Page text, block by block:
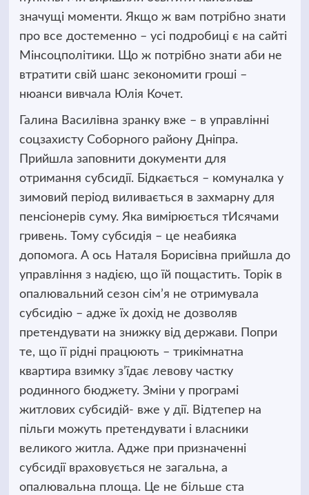
значущі моменти. Якщо ж вам потрібно знати
про все достеменно – усі подробиці є на сайті
Мінсоцполітики. Що ж потрібно знати аби не
втратити свій шанс зекономити гроші –
нюанси вивчала Юлія Кочет.
Галина Василівна зранку вже – в управлінні
соцзахисту Соборного району Дніпра.
Прийшла заповнити документи для
отримання субсидії. Бідкається – комуналка у
зимовий період виливається в захмарну для
пенсіонерів суму. Яка вимірюється тИсячами
гривень. Тому субсидія – це неабияка
допомога. А ось Наталя Борисівна прийшла до
управління з надією, що їй пощастить. Торік в
опалювальний сезон сім’я не отримувала
субсидію – адже їх дохід не дозволяв
претендувати на знижку від держави. Попри
те, що її рідні працюють – трикімнатна
квартира взимку з’їдає левову частку
родинного бюджету. Зміни у програмі
житлових субсидій- вже у дії. Відтепер на
пільги можуть претендувати і власники
великого житла. Адже при призначенні
субсидії враховується не загальна, а
опалювальна площа. Це не більше ста